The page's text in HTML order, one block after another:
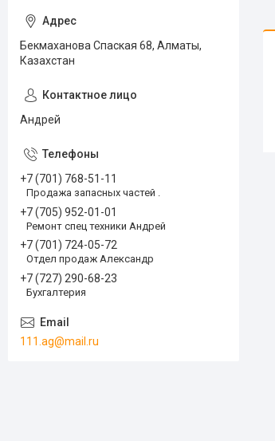
Бекмаханова Спаская 68, Алматы,
Казахстан
Андрей
+7 (701) 768-51-11
Продажа запасных частей .
+7 (705) 952-01-01
Ремонт спец техники Андрей
+7 (701) 724-05-72
Отдел продаж Александр
+7 (727) 290-68-23
Бухгалтерия
111.ag@mail.ru